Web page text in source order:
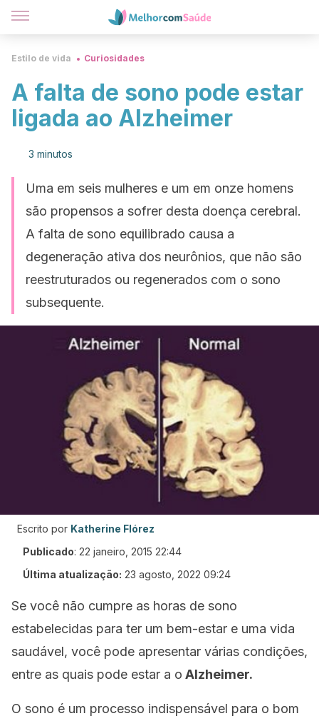
Estilo de vida Curiosidades
A falta de sono pode estar
ligada ao Alzheimer
3 minutos
Uma em seis mulheres e um em onze homens
são propensos a sofrer desta doença cerebral.
A falta de sono equilibrado causa a
degeneração ativa dos neurônios, que não são
reestruturados ou regenerados com o sono
subsequente.
Escrito por Katherine Flórez
Publicado: 22 janeiro, 2015 22:44
Última atualização: 23 agosto, 2022 09:24
Se você não cumpre as horas de sono
estabelecidas para ter um bem-estar e uma vida
saudável, você pode apresentar várias condições,
entre as quais pode estar a o Alzheimer.
O sono é um processo indispensável para o bom